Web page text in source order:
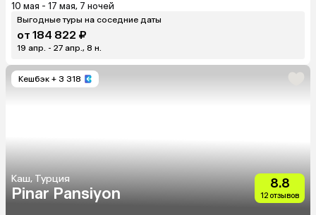
10 мая - 17 мая, 7 ночей
Выгодные туры на соседние даты
от 184 822 ₽
19 апр. - 27 апр., 8 н.
Кешбэк + 3 318
Каш, Турция
Pinar Pansiyon
8.8
12 отзывов